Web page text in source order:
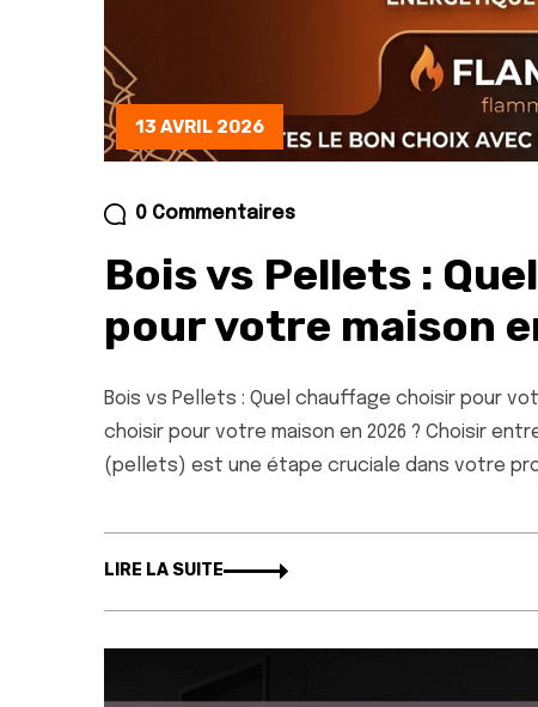
13 AVRIL 2026
0 Commentaires
Bois vs Pellets :
pour votre maison
Bois vs Pellets : Quel chauffage choisir pour
choisir pour votre maison en 2026 ? Choisir
(pellets) est une étape cruciale dans votre
LIRE LA SUITE